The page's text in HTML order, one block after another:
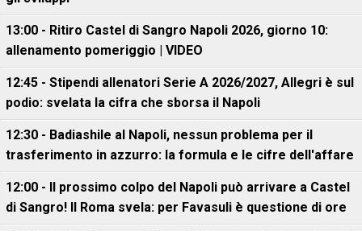
13:00 - Ritiro Castel di Sangro Napoli 2026, giorno 10:
allenamento pomeriggio | VIDEO
12:45 - Stipendi allenatori Serie A 2026/2027, Allegri è sul
podio: svelata la cifra che sborsa il Napoli
12:30 - Badiashile al Napoli, nessun problema per il
trasferimento in azzurro: la formula e le cifre dell'affare
12:00 - Il prossimo colpo del Napoli può arrivare a Castel
di Sangro! Il Roma svela: per Favasuli è questione di ore